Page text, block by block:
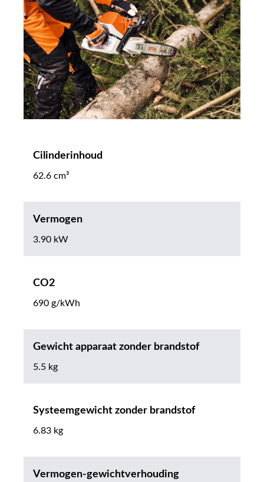
Cilinderinhoud
62.6 cm³
Vermogen
3.90 kW
CO2
690 g/kWh
Gewicht apparaat zonder brandstof
5.5 kg
Systeemgewicht zonder brandstof
6.83 kg
Vermogen-gewichtverhouding